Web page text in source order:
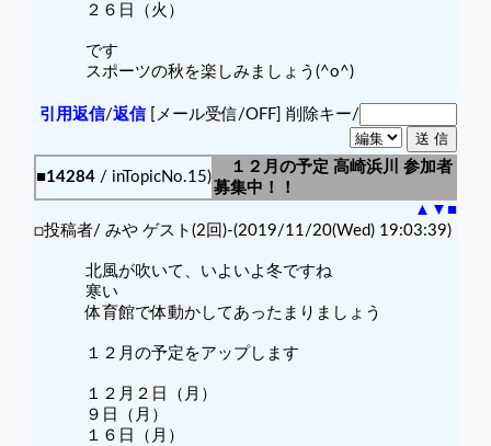
２６日（火）
です
スポーツの秋を楽しみましょう(^o^)
引用返信/返信[メール受信/OFF] 削除キー/
■14284 / inTopicNo.15)
１２月の予定 高崎浜川 参加者
募集中！！
▲ ▼ ■
□投稿者/ みや ゲスト(2回)-(2019/11/20(Wed) 19:03:39)
北風が吹いて、いよいよ冬ですね
寒い
体育館で体動かしてあったまりましょう
１２月の予定をアップします
１２月２日（月）
９日（月）
１６日（月）